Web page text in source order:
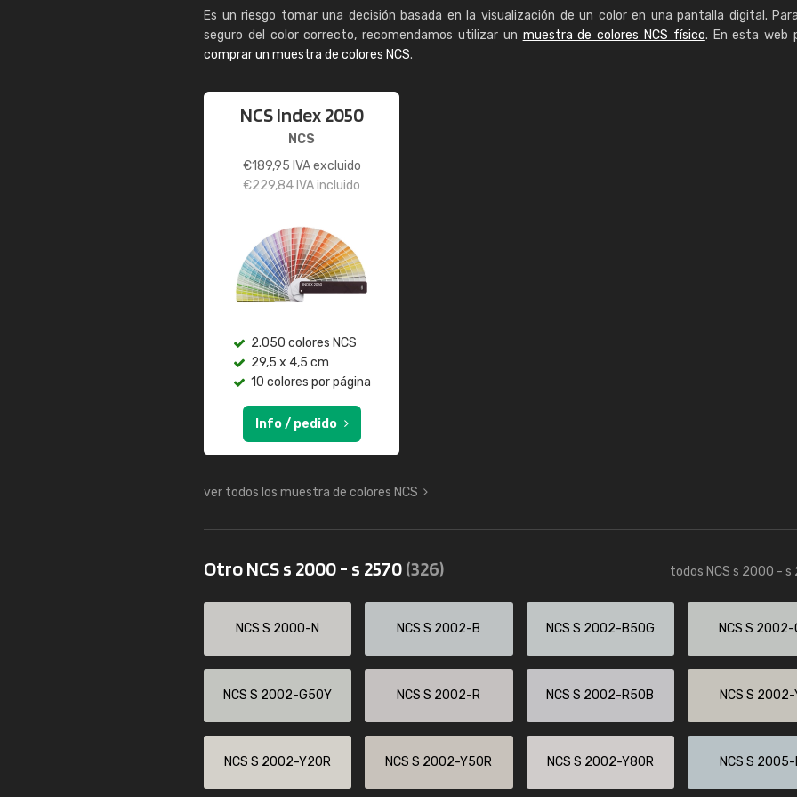
Es un riesgo tomar una decisión basada en la visualización de un color en una pantalla digital.
seguro del color correcto, recomendamos utilizar un muestra de colores NCS físico. En esta web
comprar un muestra de colores NCS.
NCS Index 2050
NCS
€189,95 IVA excluido
€229,84 IVA incluido
2.050 colores NCS
29,5 x 4,5 cm
10 colores por página
Info / pedido
ver todos los muestra de colores NCS
Otro NCS s 2000 - s 2570(326) todos NCS s 2000 - s
NCS S 2000-N NCS S 2002-B NCS S 2002-B50G NCS S 2002-
NCS S 2002-G50Y NCS S 2002-R NCS S 2002-R50B NCS S 2002-
NCS S 2002-Y20R NCS S 2002-Y50R NCS S 2002-Y80R NCS S 2005-